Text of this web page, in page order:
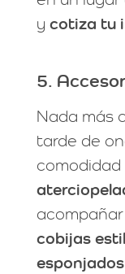
y cotiza tu
5.
Nada más
tarde de
comodidad
cobijas
esponjados